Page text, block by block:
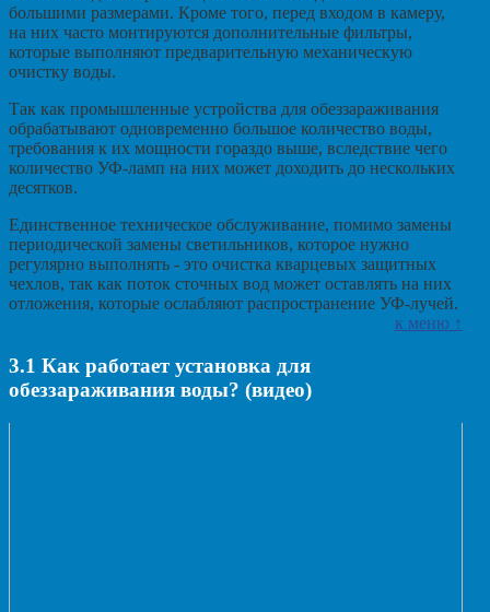
большими размерами. Кроме того, перед входом в камеру,
на них часто монтируются дополнительные фильтры,
которые выполняют предварительную механическую
очистку воды.
Так как промышленные устройства для обеззараживания
обрабатывают одновременно большое количество воды,
требования к их мощности гораздо выше, вследствие чего
количество УФ-ламп на них может доходить до нескольких
десятков.
Единственное техническое обслуживание, помимо замены
периодической замены светильников, которое нужно
регулярно выполнять - это очистка кварцевых защитных
чехлов, так как поток сточных вод может оставлять на них
отложения, которые ослабляют распространение УФ-лучей.
к меню ↑
3.1 Как работает установка для
обеззараживания воды? (видео)